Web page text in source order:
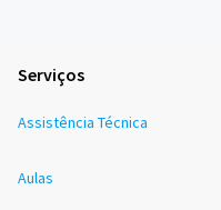
Serviços
Assistência Técnica
Aulas